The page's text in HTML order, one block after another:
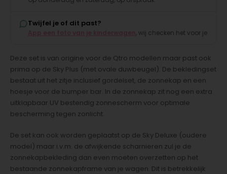
Twijfel je of dit past?
, wij checken het voor je
Deze set is van origine voor de Qtro modellen maar past ook
prima op de Sky Plus (met ovale duwbeugel). De bekledingset
bestaat uit het zitje inclusief gordelset, de zonnekap en een
hoesje voor de bumper bar. In de zonnekap zit nog een extra
uitklapbaar UV bestendig zonnescherm voor optimale
bescherming tegen zonlicht.
De set kan ook worden geplaatst op de Sky Deluxe (oudere
model) maar i.v.m. de afwijkende scharnieren zul je de
zonnekapbekleding dan even moeten overzetten op het
bestaande zonnekapframe van je wagen. Dit is betrekkelijk